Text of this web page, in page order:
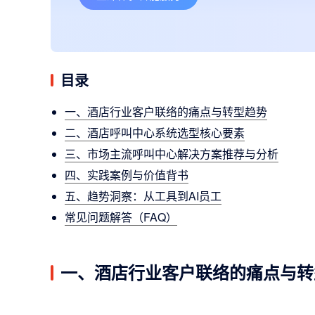
目录
一、酒店行业客户联络的痛点与转型趋势
二、酒店呼叫中心系统选型核心要素
三、市场主流呼叫中心解决方案推荐与分析
四、实践案例与价值背书
五、趋势洞察：从工具到AI员工
常见问题解答（FAQ）
一、酒店行业客户联络的痛点与